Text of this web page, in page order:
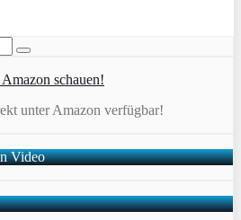
unter Amazon verfügbar!
Video